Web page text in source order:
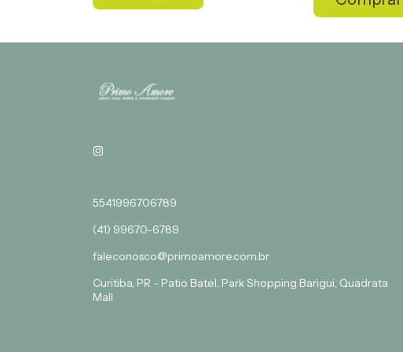
5541996706789
(41) 99670-6789
faleconosco@primoamore.com.br
Curitiba, PR - Patio Batel, Park Shopping Barigui, Quadrata
Mall